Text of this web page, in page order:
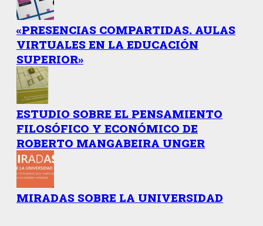
«PRESENCIAS COMPARTIDAS. AULAS
VIRTUALES EN LA EDUCACIÓN
SUPERIOR»
ESTUDIO SOBRE EL PENSAMIENTO
FILOSÓFICO Y ECONÓMICO DE
ROBERTO MANGABEIRA UNGER
MIRADAS SOBRE LA UNIVERSIDAD